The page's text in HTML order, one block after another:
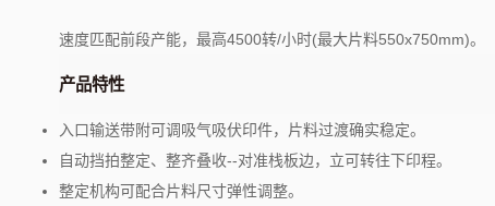
速度匹配前段产能，最高4500转/小时(最大片料550x750mm)。
产品特性
入口输送带附可调吸气吸伏印件，片料过渡确实稳定。
自动挡拍整定、整齐叠收--对准栈板边，立可转往下印程。
整定机构可配合片料尺寸弹性调整。